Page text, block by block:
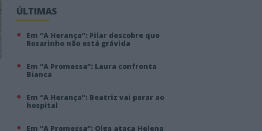
ÚLTIMAS
Em “A Herança”: Pilar descobre que
Rosarinho não está grávida
Em “A Promessa”: Laura confronta
Bianca
Em “A Herança”: Beatriz vai parar ao
hospital
Em “A Promessa”: Olga ataca Helena